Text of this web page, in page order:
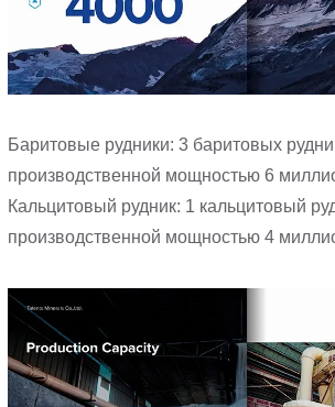
Баритовые рудники: 3 баритовых
производственной мощностью 6
Кальцитовый рудник: 1 кальцитовый
производственной мощностью 4